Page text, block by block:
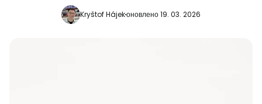
Kryštof Hájekоновлено 19. 03. 2026
Продовжуйте у Facebook